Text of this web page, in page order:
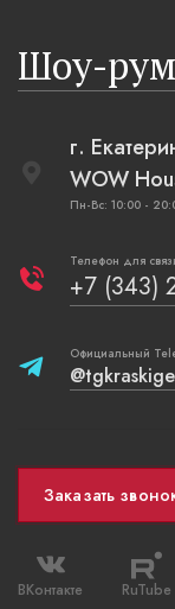
Шоу-рум
г.
WOW
Пн-Вс: 10:00 -
Телефон для
+7 (343)
Официальный
Заказать
ВКонтакте RuTube